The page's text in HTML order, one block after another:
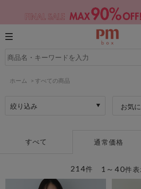
ホーム > すべての商品
絞り込み お気
すべて 通常価格
1～40件表
214件